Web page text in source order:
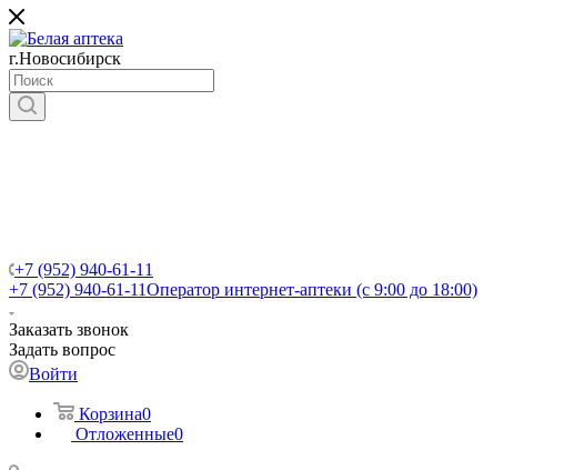
г.Новосибирск
+7 (952) 940-61-11
+7 (952) 940-61-11Оператор интернет-аптеки (с 9:00 до 18:00)
Заказать звонок
Задать вопрос
Войти
Корзина0
Отложенные0